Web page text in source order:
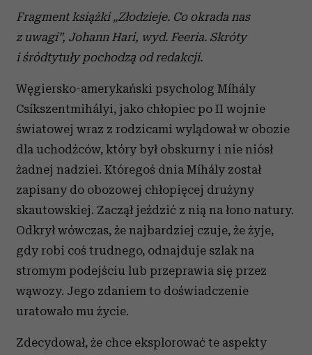
Fragment książki „Złodzieje. Co okrada nas
z uwagi”, Johann Hari, wyd. Feeria. Skróty
i śródtytuły pochodzą od redakcji.
Węgiersko-amerykański psycholog Míhály
Csíkszentmihályi, jako chłopiec po II wojnie
światowej wraz z rodzicami wylądował w obozie
dla uchodźców, który był obskurny i nie niósł
żadnej nadziei. Któregoś dnia Míhály został
zapisany do obozowej chłopięcej drużyny
skautowskiej. Zaczął jeździć z nią na łono natury.
Odkrył wówczas, że najbardziej czuje, że żyje,
gdy robi coś trudnego, odnajduje szlak na
stromym podejściu lub przeprawia się przez
wąwozy. Jego zdaniem to doświadczenie
uratowało mu życie.
Zdecydował, że chce eksplorować te aspekty